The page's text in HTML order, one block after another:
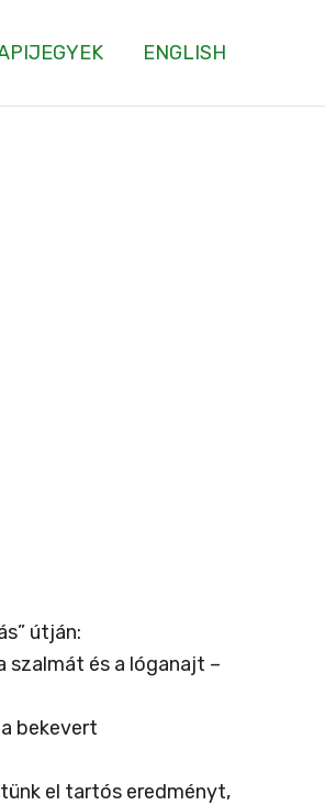
ENGLISH
útján:
szalmát és a lóganajt –
bekevert
el tartós eredményt,